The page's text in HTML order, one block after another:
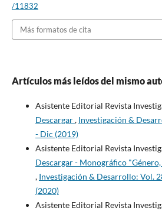
/11832
Más formatos de cita
Artículos más leídos del mismo
Asistente Editorial Revista
Descargar, Investigación &
- Dic (2019)
Asistente Editorial Revista
Descargar - Monográfico
, Investigación & Desarrollo: Vol.
(2020)
Asistente Editorial Revista